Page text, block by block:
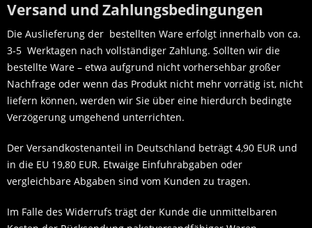
Versand und Zahlungsbedingungen
Die Auslieferung der bestellten Ware erfolgt innerhalb von ca.
3-5 Werktagen nach vollständiger Zahlung. Sollten wir die
bestellte Ware – etwa aufgrund nicht vorhersehbar großer
Nachfrage oder wenn das Produkt nicht mehr vorrätig ist, nicht
liefern können, werden wir Sie über eine hierdurch bedingte
Verzögerung umgehend unterrichten.
Der Versandkostenanteil in Deutschland beträgt 4,90 EUR und
in die EU 19,80 EUR. Etwaige Einfuhrabgaben oder
vergleichbare Abgaben sind vom Kunden zu tragen.
Im Falle des Widerrufs trägt der Kunde die unmittelbaren